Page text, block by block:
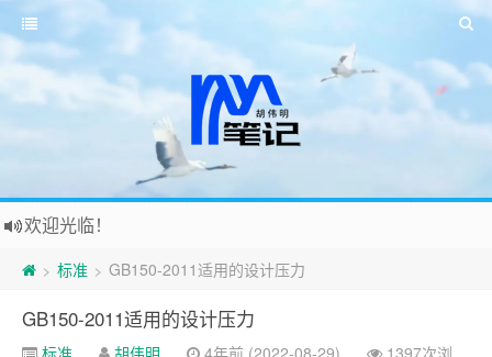
欢迎光临！
> 标准 > GB150-2011适用的设计压力
GB150-2011适用的设计压力
标准 胡伟明 4年前 (2022-08-29)
1397次浏